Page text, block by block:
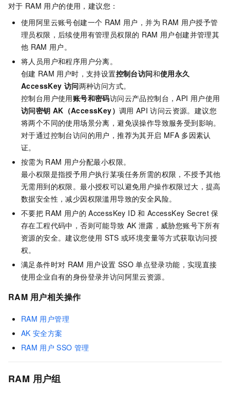
对于 RAM 用户的使用，建议您：
使用阿里云账号创建一个 RAM 用户，并为 RAM 用户授予管
理员权限，后续使用有管理员权限的 RAM 用户创建并管理其
他 RAM 用户。
将人员用户和程序用户分离。
创建 RAM 用户时，支持设置控制台访问和使用永久
AccessKey 访问两种访问方式。
控制台用户使用账号和密码访问云产品控制台，API 用户使用
访问密钥 AK（AccessKey） 调用 API 访问云资源。建议您
将两个不同的使用场景分离，避免误操作导致服务受到影响。
对于通过控制台访问的用户，推荐为其开启 MFA 多因素认
证。
按需为 RAM 用户分配最小权限。
最小权限是指授予用户执行某项任务所需的权限，不授予其他
无需用到的权限。最小授权可以避免用户操作权限过大，提高
数据安全性，减少因权限滥用导致的安全风险。
不要把 RAM 用户的 AccessKey ID 和 AccessKey Secret 保
存在工程代码中，否则可能导致 AK 泄露，威胁您账号下所有
资源的安全。建议您使用 STS 或环境变量等方式获取访问授
权。
满足条件时对 RAM 用户设置 SSO 单点登录功能，实现直接
使用企业自有的身份登录并访问阿里云资源。
RAM 用户相关操作
RAM 用户管理
AK 安全方案
RAM 用户 SSO 管理
RAM 用户组